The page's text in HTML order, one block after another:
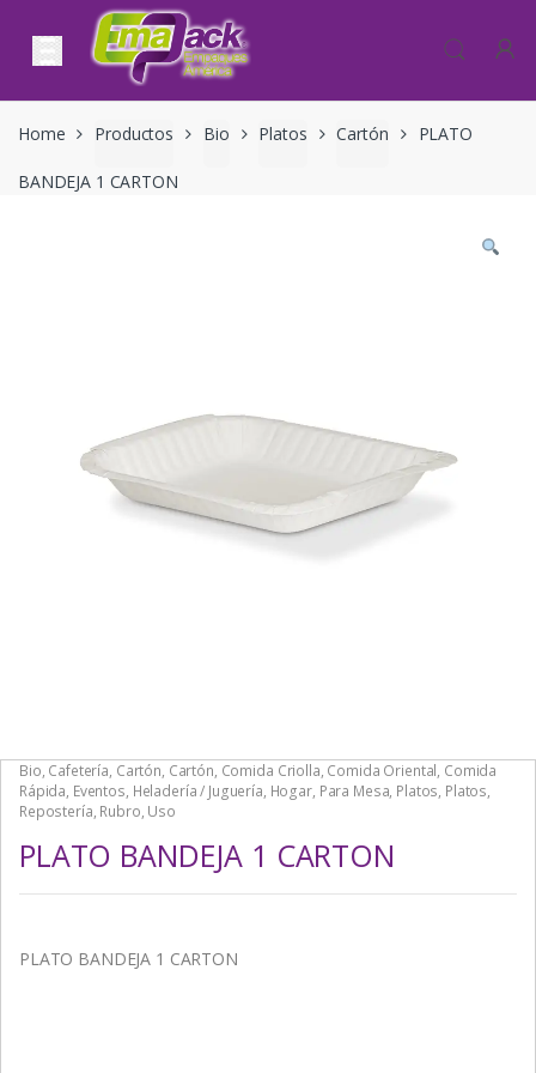
Skip to navigation
Skip to content
Home Productos Bio Platos Cartón PLATO
BANDEJA 1 CARTON
Bio, Cafetería, Cartón, Cartón, Comida Criolla, Comida Oriental, Comida
Rápida, Eventos, Heladería / Juguería, Hogar, Para Mesa, Platos, Platos,
Repostería, Rubro, Uso
PLATO BANDEJA 1 CARTON
PLATO BANDEJA 1 CARTON